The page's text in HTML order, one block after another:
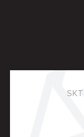
SKT